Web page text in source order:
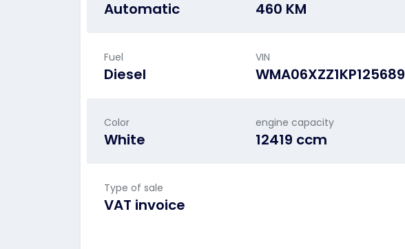
Automatic 460 KM
Fuel
Diesel
VIN
WMA06XZZ1KP125689
Color
White
engine capacity
12419 ccm
Type of sale
VAT invoice